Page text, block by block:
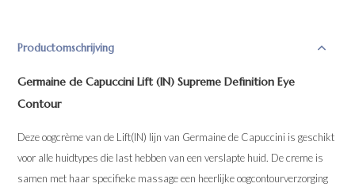
Productomschrijving
Germaine de Capuccini Lift (IN) Supreme Definition Eye
Contour
Deze oogcrème van de Lift(IN) lijn van Germaine de Capuccini is geschikt
voor alle huidtypes die last hebben van een verslapte huid. De creme is
samen met haar specifieke massage een heerlijke oogcontourverzorging